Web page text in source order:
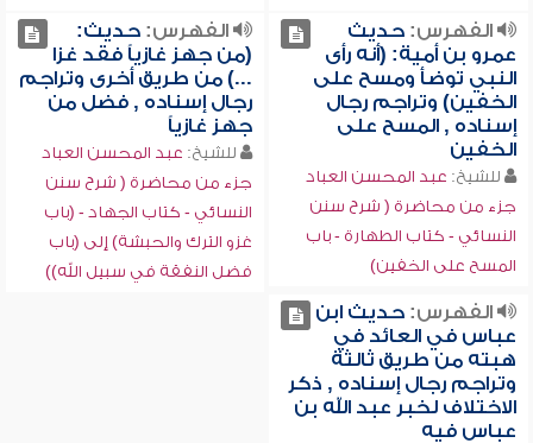
الفهرس:حديث
عمرو بن أمية: (أنه رأى
النبي توضأ ومسح على
الخفين) وتراجم رجال
إسناده , المسح على
الخفين
للشيخ: عبد المحسن العباد
جزء من محاضرة ( شرح سنن
النسائي - كتاب الطهارة - باب
المسح على الخفين)
الفهرس:حديث:
(من جهز غازياً فقد غزا
...) من طريق أخرى وتراجم
رجال إسناده , فضل من
جهز غازياً
للشيخ: عبد المحسن العباد
جزء من محاضرة ( شرح سنن
النسائي - كتاب الجهاد - (باب
غزو الترك والحبشة) إلى (باب
فضل النفقة في سبيل الله))
الفهرس:حديث ابن
عباس في العائد في
هبته من طريق ثالثة
وتراجم رجال إسناده , ذكر
الاختلاف لخبر عبد الله بن
عباس فيه